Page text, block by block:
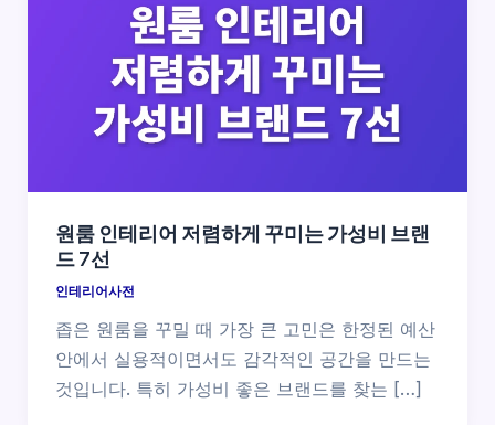
원룸 인테리어 저렴하게 꾸미는 가성비 브랜
드 7선
인테리어사전
좁은 원룸을 꾸밀 때 가장 큰 고민은 한정된 예산
안에서 실용적이면서도 감각적인 공간을 만드는
것입니다. 특히 가성비 좋은 브랜드를 찾는 […]